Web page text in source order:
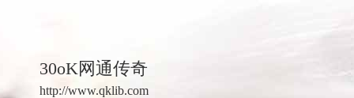
30oK网通传奇
http://www.qklib.com